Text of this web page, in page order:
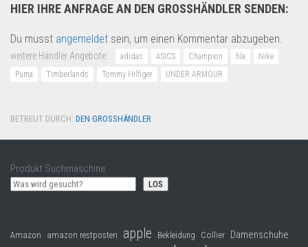
HIER IHRE ANFRAGE AN DEN GROSSHÄNDLER SENDEN:
Du musst angemeldet sein, um einen Kommentar abzugeben.
weitere Händler Angebote: adidas ASICS Champion fila
Nike
Puma
Timberlands Tommy Hilfiger UNDER ARMOUR
BETREUT DURCH: DEN GROSSHÄNDLER ·
Produkt Suchmaschine
LOS
Amazon amazon restposten apple Bekleidung Collier Damenschuhe